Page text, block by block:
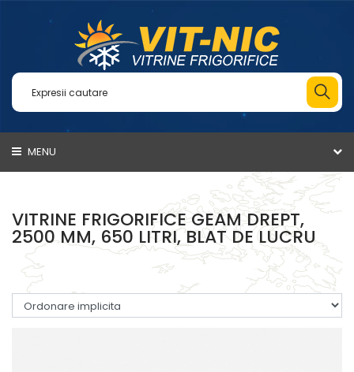
MENU
VITRINE FRIGORIFICE GEAM DREPT,
2500 MM, 650 LITRI, BLAT DE LUCRU